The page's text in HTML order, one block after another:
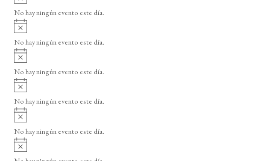
o
v
i
o
No hay ningún evento este día.
A
v
i
o
No hay ningún evento este día.
A
v
i
o
No hay ningún evento este día.
A
v
i
o
No hay ningún evento este día.
A
v
i
o
No hay ningún evento este día.
A
v